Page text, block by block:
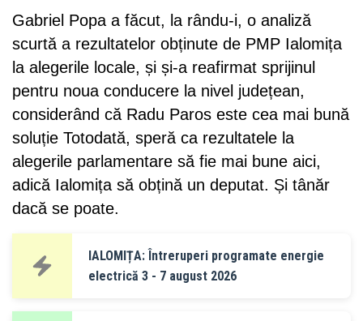
Gabriel Popa a făcut, la rându-i, o analiză
scurtă a rezultatelor obținute de PMP Ialomița
la alegerile locale, și și-a reafirmat sprijinul
pentru noua conducere la nivel județean,
considerând că Radu Paros este cea mai bună
soluție Totodată, speră ca rezultatele la
alegerile parlamentare să fie mai bune aici,
adică Ialomița să obțină un deputat. Și tânăr
dacă se poate.
IALOMIȚA: Întreruperi programate energie
electrică 3 - 7 august 2026